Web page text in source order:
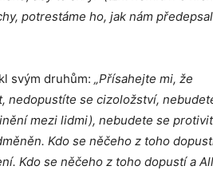
potrestáme ho, jak nám předepsal
svým druhům: „Přísahejte mi, že
nedopustíte se cizoložství,
mezi lidmi), nebudete se protivit
Kdo se něčeho z toho
Kdo se něčeho z toho dopustí a